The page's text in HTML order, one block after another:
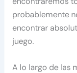
probablemente
encontrar
juego.
A lo largo de las